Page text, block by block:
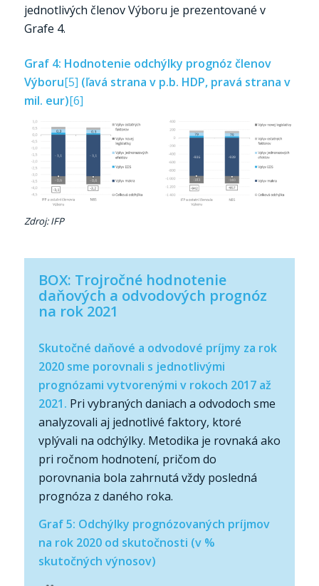
jednotlivých členov Výboru je prezentované v
Grafe 4.
Graf 4: Hodnotenie odchýlky prognóz členov
Výboru[5] (ľavá strana v p.b. HDP, pravá strana v
mil. eur)[6]
Zdroj: IFP
BOX: Trojročné hodnotenie
daňových a odvodových prognóz
na rok 2021
Skutočné daňové a odvodové príjmy za rok
2020 sme porovnali s jednotlivými
prognózami vytvorenými v rokoch 2017 až
2021. Pri vybraných daniach a odvodoch sme
analyzovali aj jednotlivé faktory, ktoré
vplývali na odchýlky. Metodika je rovnaká ako
pri ročnom hodnotení, pričom do
porovnania bola zahrnutá vždy posledná
prognóza z daného roka.
Graf 5: Odchýlky prognózovaných príjmov
na rok 2020 od skutočnosti (v %
skutočných výnosov)